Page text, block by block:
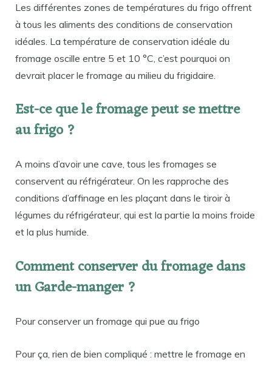
Les différentes zones de températures du frigo offrent
à tous les aliments des conditions de conservation
idéales. La température de conservation idéale du
fromage oscille entre 5 et 10 °C, c’est pourquoi on
devrait placer le fromage au milieu du frigidaire.
Est-ce que le fromage peut se mettre
au frigo ?
A moins d’avoir une cave, tous les fromages se
conservent au réfrigérateur. On les rapproche des
conditions d’affinage en les plaçant dans le tiroir à
légumes du réfrigérateur, qui est la partie la moins froide
et la plus humide.
Comment conserver du fromage dans
un Garde-manger ?
Pour conserver un fromage qui pue au frigo
Pour ça, rien de bien compliqué : mettre le fromage en